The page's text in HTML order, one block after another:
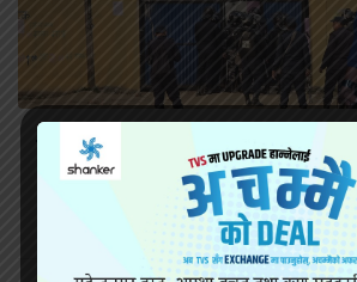
सिरहा कारागारको अवस्थाबारे